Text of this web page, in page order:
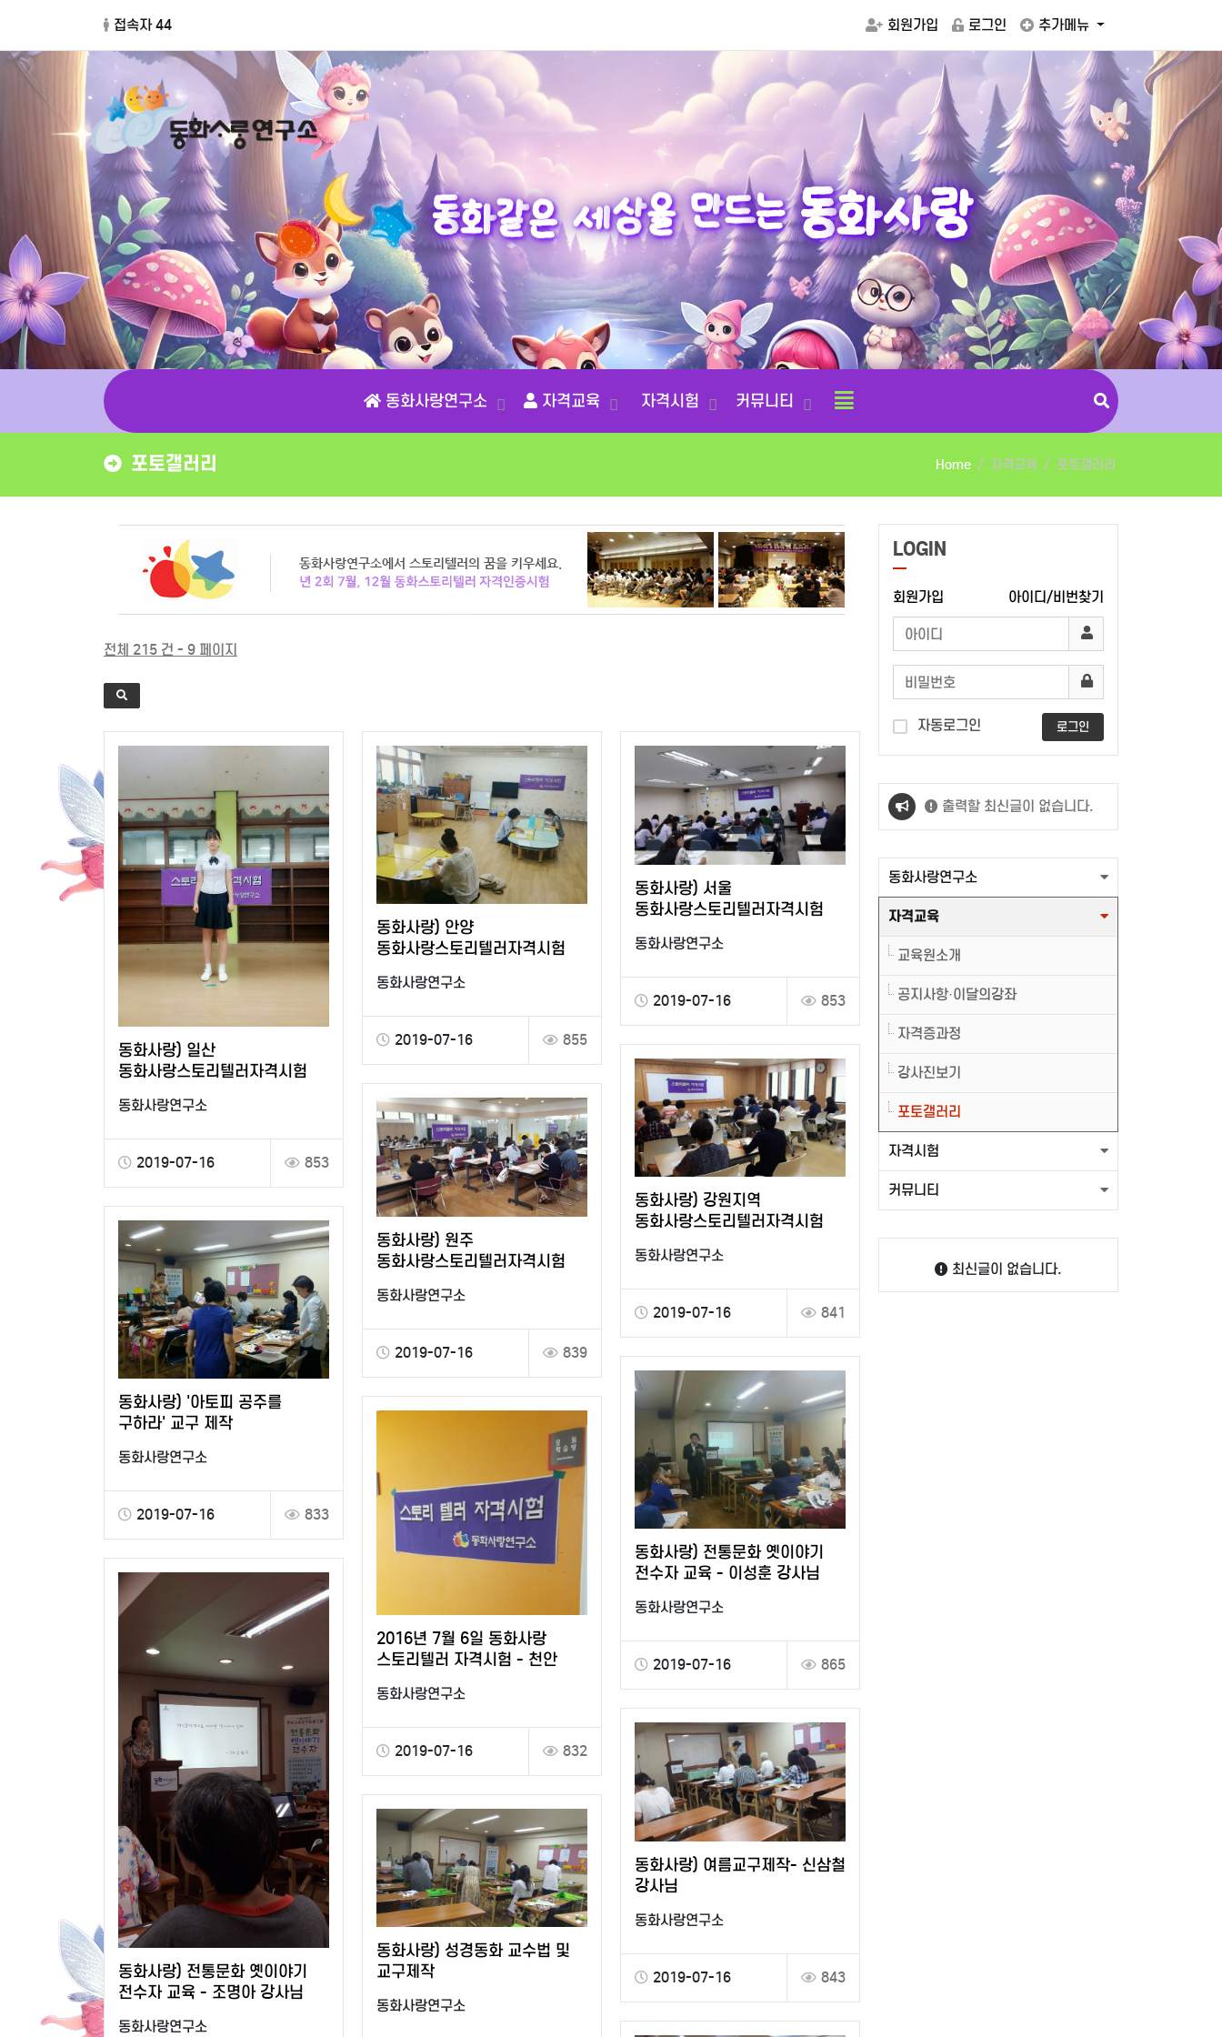
접속자 44 회원가입 로그인 추가메뉴
동화같은 세상을 만드는 동화사랑
동화사랑연구소 자격교육 자격시험 커뮤니티
포토갤러리 Home 자격교육 포토갤러리
전체 215 건 - 9 페이지
동화사랑) 일산
동화사랑스토리텔러자격시험
동화사랑연구소
2019-07-16 853
동화사랑) 안양
동화사랑스토리텔러자격시험
동화사랑연구소
2019-07-16 855
동화사랑) 서울
동화사랑스토리텔러자격시험
동화사랑연구소
2019-07-16 853
동화사랑) 강원지역
동화사랑스토리텔러자격시험
동화사랑연구소
2019-07-16 841
동화사랑) 원주
동화사랑스토리텔러자격시험
동화사랑연구소
2019-07-16 839
동화사랑) '아토피 공주를
구하라' 교구 제작
동화사랑연구소
2019-07-16 833
동화사랑) 전통문화 옛이야기
전수자 교육 - 이성훈 강사님
동화사랑연구소
2019-07-16 865
2016년 7월 6일 동화사랑
스토리텔러 자격시험 - 천안
동화사랑연구소
2019-07-16 832
동화사랑) 전통문화 옛이야기
전수자 교육 - 조명아 강사님
동화사랑연구소
동화사랑) 여름교구제작- 신삼철
강사님
동화사랑연구소
2019-07-16 843
동화사랑) 성경동화 교수법 및
교구제작
동화사랑연구소
LOGIN
회원가입 아이디/비번찾기
자동로그인 로그인
출력할 최신글이 없습니다.
동화사랑연구소
자격교육
교육원소개
공지사항·이달의강좌
자격증과정
강사진보기
포토갤러리
자격시험
커뮤니티
최신글이 없습니다.